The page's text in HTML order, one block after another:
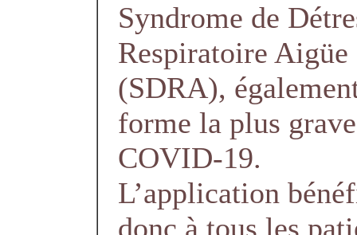
Syndrome de
Respiratoire Aigüe
(SDRA),
forme la plus
COVID-19.
L’application
donc à tous les